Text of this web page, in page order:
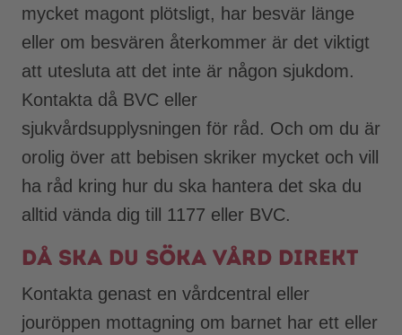
mycket magont plötsligt, har besvär länge
eller om besvären återkommer är det viktigt
att utesluta att det inte är någon sjukdom.
Kontakta då BVC eller
sjukvårdsupplysningen för råd. Och om du är
orolig över att bebisen skriker mycket och vill
ha råd kring hur du ska hantera det ska du
alltid vända dig till 1177 eller BVC.
Då ska du söka vård direkt
Kontakta genast en vårdcentral eller
jouröppen mottagning om barnet har ett eller